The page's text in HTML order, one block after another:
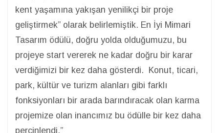
kent yaşamına yakışan yenilikçi bir proje
geliştirmek” olarak belirlemiştik. En İyi Mimari
Tasarım ödülü, doğru yolda olduğumuzu, bu
projeye start vererek ne kadar doğru bir karar
verdiğimizi bir kez daha gösterdi. Konut, ticari,
park, kültür ve turizm alanları gibi farklı
fonksiyonları bir arada barındıracak olan karma
projemize olan inancımız bu ödülle bir kez daha
perçinlendi.”